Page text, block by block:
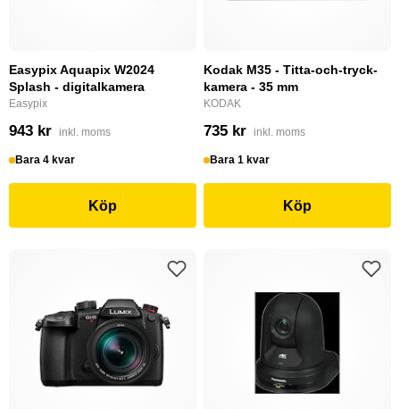
Easypix Aquapix W2024
Splash - digitalkamera
Easypix
943 kr inkl. moms
Bara 4 kvar
Köp
Kodak M35 - Titta-och-tryck-
kamera - 35 mm
KODAK
735 kr inkl. moms
Bara 1 kvar
Köp